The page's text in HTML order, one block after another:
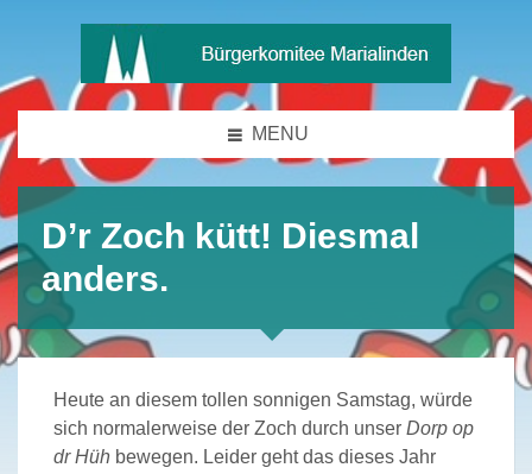
MENU
D’r Zoch kütt! Diesmal
anders.
Heute an diesem tollen sonnigen Samstag, würde
sich normalerweise der Zoch durch unser Dorp op
dr Hüh bewegen. Leider geht das dieses Jahr